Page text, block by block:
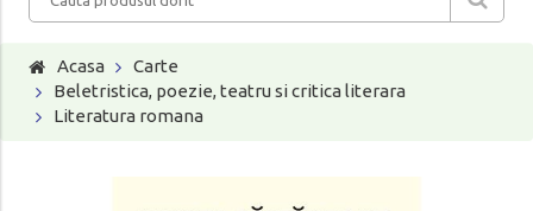
Acasa
Carte
Beletristica, poezie, teatru si critica literara
Literatura romana